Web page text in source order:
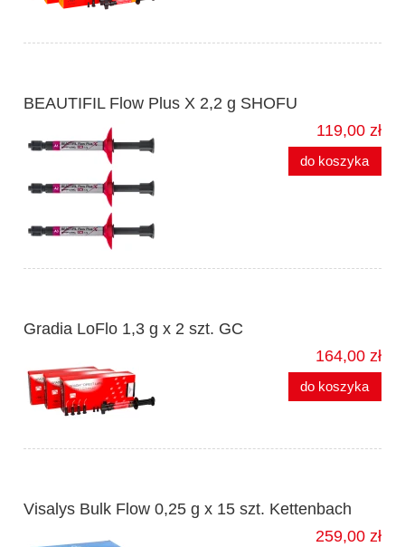
BEAUTIFIL Flow Plus X 2,2 g SHOFU
119,00 zł
do koszyka
Gradia LoFlo 1,3 g x 2 szt. GC
164,00 zł
do koszyka
Visalys Bulk Flow 0,25 g x 15 szt. Kettenbach
259,00 zł